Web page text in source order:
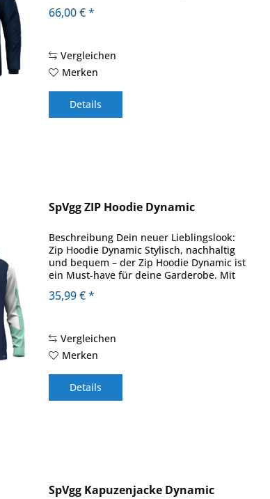
Polyester 1500 mm PU
66,00 € *
Vergleichen
Merken
Details
SpVgg ZIP Hoodie Dynamic
Beschreibung Dein neuer Lieblingslook:
Zip Hoodie Dynamic Stylisch, nachhaltig
und bequem – der Zip Hoodie Dynamic ist
ein Must-have für deine Garderobe. Mit
Kontrastfarben setzt er modische Akzente
35,99 € *
Vergleichen
Merken
Details
SpVgg Kapuzenjacke Dynamic